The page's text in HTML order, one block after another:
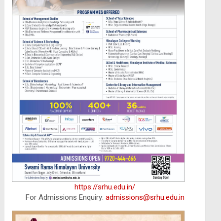
https://srhu.edu.in/
For Admissions Enquiry: admissions@srhu.edu.in